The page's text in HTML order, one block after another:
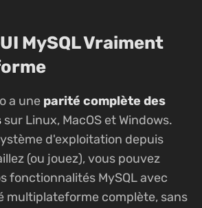
MySQL Vraiment
a une parité complète des
sur Linux, MacOS et Windows.
d'exploitation depuis
(ou jouez), vous pouvez
fonctionnalités MySQL avec
multiplateforme complète, sans